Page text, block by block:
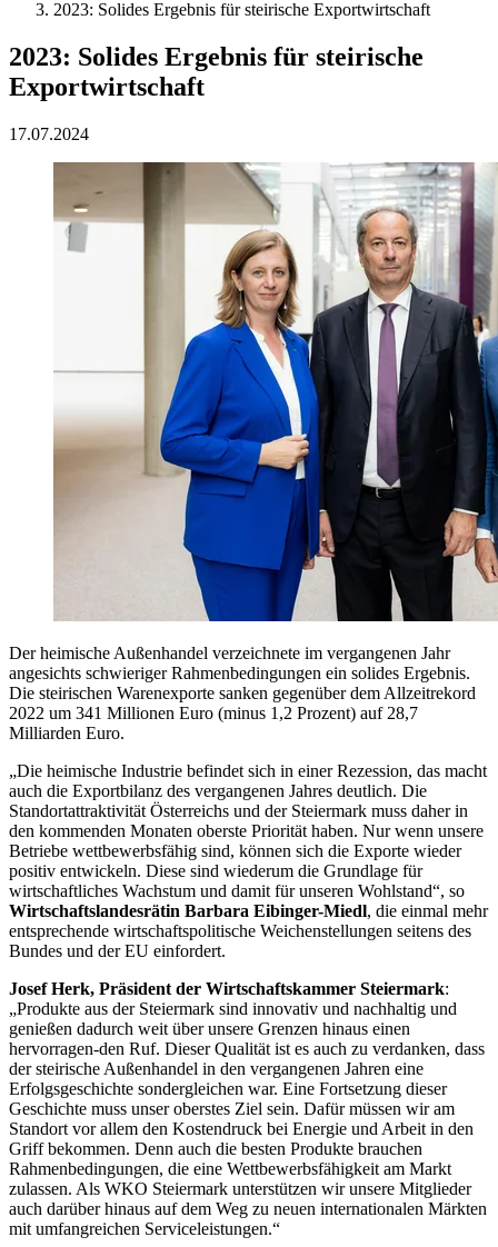
2023: Solides Ergebnis für steirische Exportwirtschaft
2023: Solides Ergebnis für steirische
Exportwirtschaft
17.07.2024
Der heimische Außenhandel verzeichnete im vergangenen Jahr
angesichts schwieriger Rahmenbedingungen ein solides Ergebnis.
Die steirischen Warenexporte sanken gegenüber dem Allzeitrekord
2022 um 341 Millionen Euro (minus 1,2 Prozent) auf 28,7
Milliarden Euro.
„Die heimische Industrie befindet sich in einer Rezession, das macht
auch die Exportbilanz des vergangenen Jahres deutlich. Die
Standortattraktivität Österreichs und der Steiermark muss daher in
den kommenden Monaten oberste Priorität haben. Nur wenn unsere
Betriebe wettbewerbsfähig sind, können sich die Exporte wieder
positiv entwickeln. Diese sind wiederum die Grundlage für
wirtschaftliches Wachstum und damit für unseren Wohlstand“, so
Wirtschaftslandesrätin Barbara Eibinger-Miedl, die einmal mehr
entsprechende wirtschaftspolitische Weichenstellungen seitens des
Bundes und der EU einfordert.
Josef Herk, Präsident der Wirtschaftskammer Steiermark:
„Produkte aus der Steiermark sind innovativ und nachhaltig und
genießen dadurch weit über unsere Grenzen hinaus einen
hervorragen-den Ruf. Dieser Qualität ist es auch zu verdanken, dass
der steirische Außenhandel in den vergangenen Jahren eine
Erfolgsgeschichte sondergleichen war. Eine Fortsetzung dieser
Geschichte muss unser oberstes Ziel sein. Dafür müssen wir am
Standort vor allem den Kostendruck bei Energie und Arbeit in den
Griff bekommen. Denn auch die besten Produkte brauchen
Rahmenbedingungen, die eine Wettbewerbsfähigkeit am Markt
zulassen. Als WKO Steiermark unterstützen wir unsere Mitglieder
auch darüber hinaus auf dem Weg zu neuen internationalen Märkten
mit umfangreichen Serviceleistungen.“